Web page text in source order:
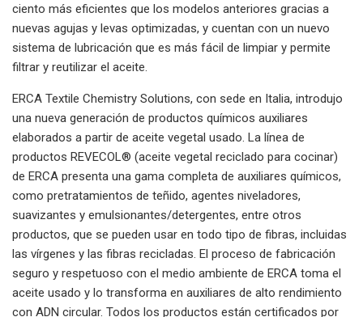
ciento más eficientes que los modelos anteriores gracias a
nuevas agujas y levas optimizadas, y cuentan con un nuevo
sistema de lubricación que es más fácil de limpiar y permite
filtrar y reutilizar el aceite.
ERCA Textile Chemistry Solutions, con sede en Italia, introdujo
una nueva generación de productos químicos auxiliares
elaborados a partir de aceite vegetal usado. La línea de
productos REVECOL® (aceite vegetal reciclado para cocinar)
de ERCA presenta una gama completa de auxiliares químicos,
como pretratamientos de teñido, agentes niveladores,
suavizantes y emulsionantes/detergentes, entre otros
productos, que se pueden usar en todo tipo de fibras, incluidas
las vírgenes y las fibras recicladas. El proceso de fabricación
seguro y respetuoso con el medio ambiente de ERCA toma el
aceite usado y lo transforma en auxiliares de alto rendimiento
con ADN circular. Todos los productos están certificados por